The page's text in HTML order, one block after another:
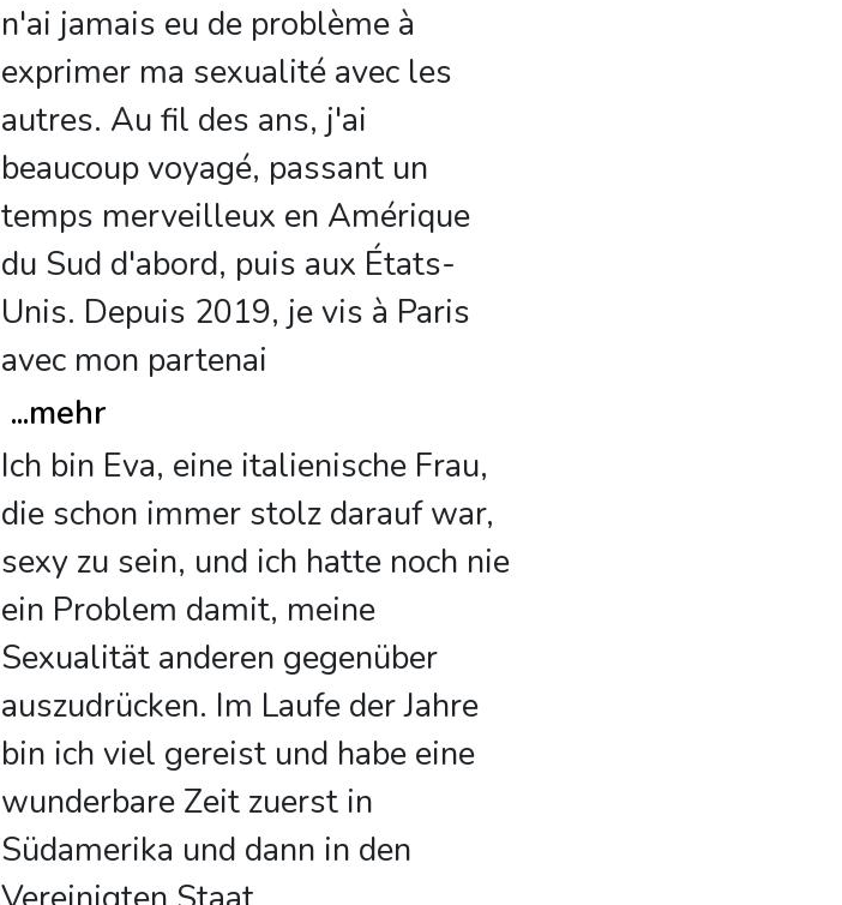
n'ai jamais eu de problème à
exprimer ma sexualité avec les
autres. Au fil des ans, j'ai
beaucoup voyagé, passant un
temps merveilleux en Amérique
du Sud d'abord, puis aux États-
Unis. Depuis 2019, je vis à Paris
avec mon partenai
...mehr
Ich bin Eva, eine italienische Frau,
die schon immer stolz darauf war,
sexy zu sein, und ich hatte noch nie
ein Problem damit, meine
Sexualität anderen gegenüber
auszudrücken. Im Laufe der Jahre
bin ich viel gereist und habe eine
wunderbare Zeit zuerst in
Südamerika und dann in den